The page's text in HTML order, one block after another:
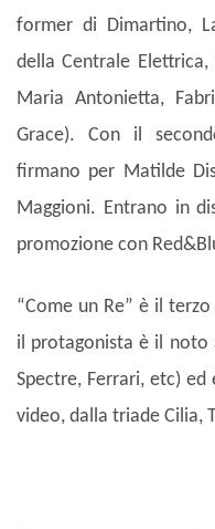
former di Dimartino,
della Centrale Elettrica,
Maria Antonietta,
Grace). Con il
firmano per Matilde
Maggioni. Entrano in
promozione con
“Come un Re” è il
il protagonista è il noto
Spectre, Ferrari, etc)
video, dalla triade Cilia,